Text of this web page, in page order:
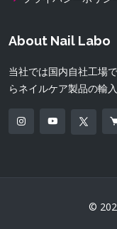
About Nail Labo
当社では国内自社工場
らネイルケア製品の輸
©